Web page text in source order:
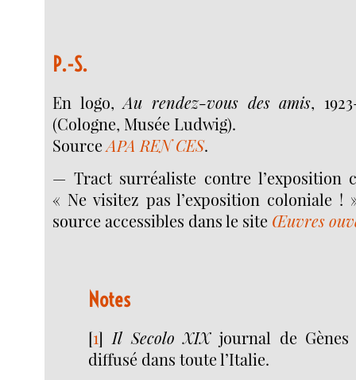
P.-S.
En logo,Au rendez-vous des amis,
(Cologne, Musée Ludwig).
SourceAPA REN CES.
— Tract surréaliste contre l’exposition
« Ne visitez pas l’exposition coloniale !
source accessibles dans le site Œuvres
Notes
[1] Il Secolo XIXjournal de Gènes
diffusé dans toute l’Italie.